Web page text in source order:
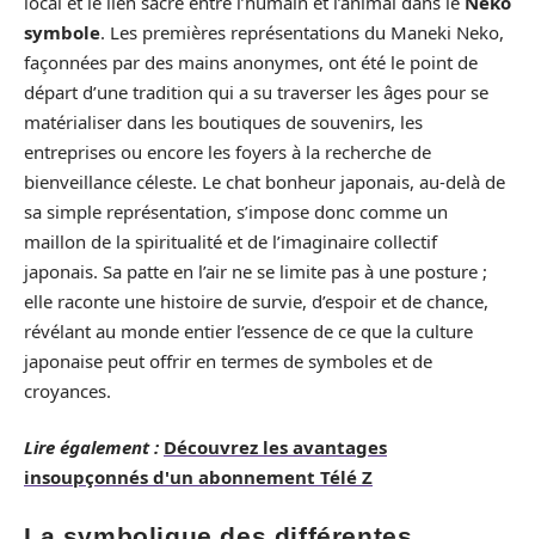
symbole. Les premières représentations du Maneki Neko,
façonnées par des mains anonymes, ont été le point de
départ d’une tradition qui a su traverser les âges pour se
matérialiser dans les boutiques de souvenirs, les
entreprises ou encore les foyers à la recherche de
bienveillance céleste. Le chat bonheur japonais, au-delà de
sa simple représentation, s’impose donc comme un
maillon de la spiritualité et de l’imaginaire collectif
japonais. Sa patte en l’air ne se limite pas à une posture ;
elle raconte une histoire de survie, d’espoir et de chance,
révélant au monde entier l’essence de ce que la culture
japonaise peut offrir en termes de symboles et de
croyances.
Lire également : Découvrez les avantages
insoupçonnés d'un abonnement Télé Z